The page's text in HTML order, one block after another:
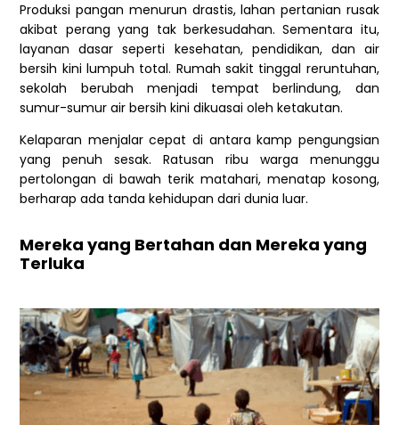
Produksi pangan menurun drastis, lahan pertanian rusak
akibat perang yang tak berkesudahan. Sementara itu,
layanan dasar seperti kesehatan, pendidikan, dan air
bersih kini lumpuh total. Rumah sakit tinggal reruntuhan,
sekolah berubah menjadi tempat berlindung, dan
sumur-sumur air bersih kini dikuasai oleh ketakutan.
Kelaparan menjalar cepat di antara kamp pengungsian
yang penuh sesak. Ratusan ribu warga menunggu
pertolongan di bawah terik matahari, menatap kosong,
berharap ada tanda kehidupan dari dunia luar.
Mereka yang Bertahan dan Mereka yang
Terluka